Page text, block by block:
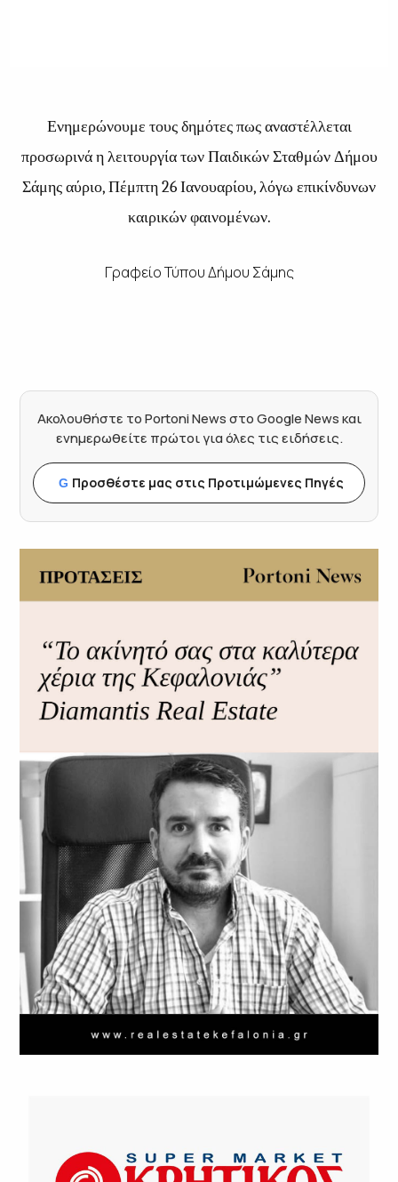
Ενημερώνουμε τους δημότες πως αναστέλλεται
προσωρινά η λειτουργία των Παιδικών Σταθμών Δήμου
Σάμης αύριο, Πέμπτη 26 Ιανουαρίου, λόγω επικίνδυνων
καιρικών φαινομένων.
Γραφείο Τύπου Δήμου Σάμης
Ακολουθήστε το Portoni News στο Google News και
ενημερωθείτε πρώτοι για όλες τις ειδήσεις.
G Προσθέστε μας στις Προτιμώμενες Πηγές